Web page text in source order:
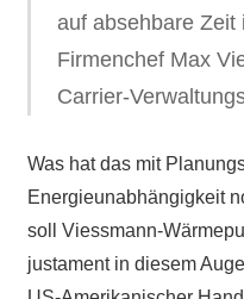
auf absehbare Zeit
Firmenchef Max
Carrier-
Was hat das mit
Energieunabhängigkeit
soll Viessmann-
justament in diesem